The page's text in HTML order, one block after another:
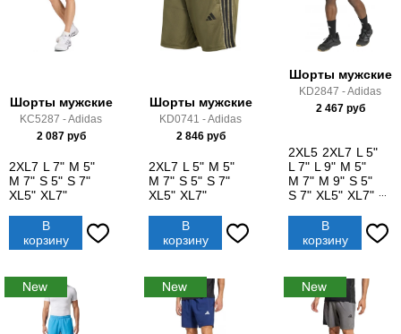
Шорты мужские
KC5287 - Adidas
2 087руб
2XL7 L 7" M 5"
M 7" S 5" S 7"
XL5" XL7"
В
корзину
Шорты мужские
KD0741 - Adidas
2 846руб
2XL7 L 5" M 5"
M 7" S 5" S 7"
XL5" XL7"
В
корзину
Шорты мужские
KD2847 - Adidas
2 467руб
2XL5 2XL7 L 5"
L 7" L 9" M 5"
M 7" M 9" S 5"
S 7" XL5" XL7"
В
корзину